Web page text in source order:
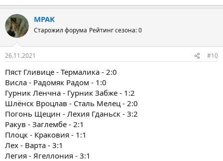
MPAK
Старожил форума Рейтинг сезона: 0
26.11.2021 #10
Пяст Гливице - Термалика - 2:0
Висла - Радомяк Радом - 1:0
Гурник Ленчна - Гурник Забже - 1:2
Шлёнск Вроцлав - Сталь Мелец - 2:0
Погонь Щецин - Лехия Гданьск - 3:2
Ракув - Заглембе - 2:1
Плоцк - Краковия - 1:1
Лех - Варта - 3:1
Легия - Ягеллония - 3:1